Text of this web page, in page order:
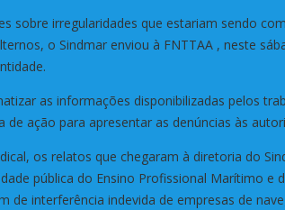
sobre irregularidades que estariam sendo
o Sindmar enviou à FNTTAA , neste
as informações disponibilizadas pelos
de ação para apresentar as denúncias às
os relatos que chegaram à diretoria do
pública do Ensino Profissional Marítimo e
de interferência indevida de empresas de